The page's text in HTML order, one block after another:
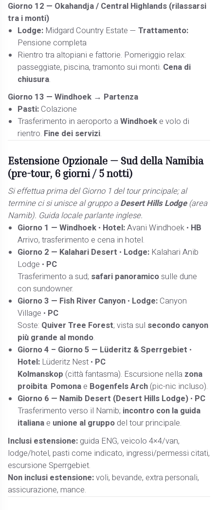
Giorno 12 — Okahandja / Central Highlands (rilassarsi
tra i monti)
Lodge: Midgard Country Estate —Trattamento:
Pensione completa
Rientro tra altopiani e fattorie. Pomeriggio relax:
passeggiate, piscina, tramonto sui monti. Cena di
chiusura.
Giorno 13 —Windhoek → Partenza
Pasti:Colazione
Trasferimento in aeroporto aWindhoeke volo di
rientro. Fine dei servizi.
Estensione Opzionale —Sud della Namibia
(pre-tour, 6 giorni / 5 notti)
Si effettua prima del Giorno 1 del tour principale; al
termine ci si unisce al gruppo aDesert Hills Lodge(area
Namib). Guida locale parlante inglese.
Giorno 1 — Windhoek • Hotel:Avani Windhoek • HB
Arrivo, trasferimento e cena in hotel.
Giorno 2 — Kalahari Desert • Lodge: Kalahari Anib
Lodge • PC
Trasferimento a sud; safari panoramicosulle dune
con sundowner.
Giorno 3 — Fish River Canyon • Lodge:Canyon
Village • PC
Soste: Quiver Tree Forest; vista sul secondo canyon
più grande al mondo.
Giorno 4 – Giorno 5 — Lüderitz & Sperrgebiet •
Hotel: Lüderitz Nest • PC
Kolmanskop (città fantasma). Escursione nella zona
proibita: Pomonae Bogenfels Arch (pic-nic incluso).
Giorno 6 — Namib Desert (Desert Hills Lodge) • PC
Trasferimento verso il Namib; incontro con la guida
italianae unione al gruppo del tour principale.
Inclusi estensione: guida ENG, veicolo 4×4/van,
lodge/hotel, pasti come indicato, ingressi/permessi citati,
escursione Sperrgebiet.
Non inclusi estensione:voli, bevande, extra personali,
assicurazione, mance.